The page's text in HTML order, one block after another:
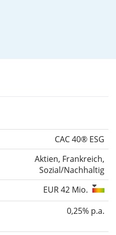
CAC 40® ESG
Aktien, Frankreich,
Sozial/Nachhaltig
EUR 42 Mio.
0,25% p.a.